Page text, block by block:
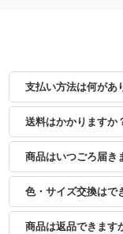
支払い方法は何があ
送料はかかりますか
商品はいつごろ届き
色・サイズ交換はで
商品は返品できます